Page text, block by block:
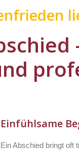
Einfühlsame
Ein Abschied bringt oft